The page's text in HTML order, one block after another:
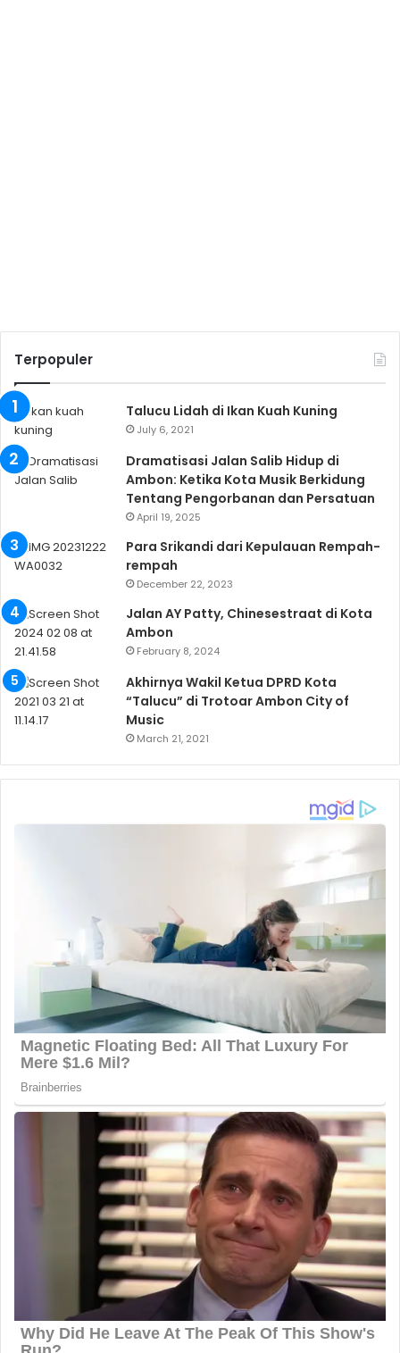
Terpopuler
Talucu Lidah di Ikan Kuah Kuning
July 6, 2021
Dramatisasi Jalan Salib Hidup di
Ambon: Ketika Kota Musik Berkidung
Tentang Pengorbanan dan Persatuan
April 19, 2025
Para Srikandi dari Kepulauan Rempah-
rempah
December 22, 2023
Jalan AY Patty, Chinesestraat di Kota
Ambon
February 8, 2024
Akhirnya Wakil Ketua DPRD Kota
“Talucu” di Trotoar Ambon City of
Music
March 21, 2021